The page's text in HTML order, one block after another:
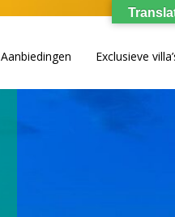
Aanbiedingen Exclusieve